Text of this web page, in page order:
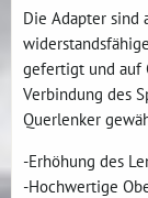
Die Adapter sind
gefertigt und auf
Verbindung des
Querlenker
-Erhöhung des
-Hochwertige